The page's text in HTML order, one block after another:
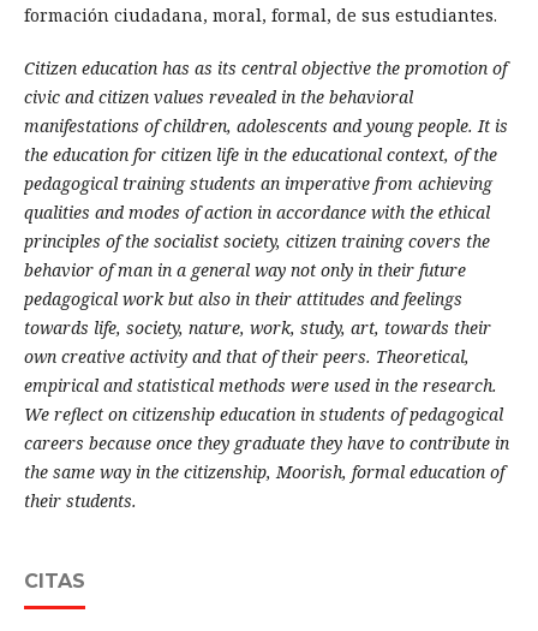
formación ciudadana, moral, formal, de sus estudiantes.
Citizen education has as its central objective the promotion of
civic and citizen values revealed in the behavioral
manifestations of children, adolescents and young people. It is
the education for citizen life in the educational context, of the
pedagogical training students an imperative from achieving
qualities and modes of action in accordance with the ethical
principles of the socialist society, citizen training covers the
behavior of man in a general way not only in their future
pedagogical work but also in their attitudes and feelings
towards life, society, nature, work, study, art, towards their
own creative activity and that of their peers. Theoretical,
empirical and statistical methods were used in the research.
We reflect on citizenship education in students of pedagogical
careers because once they graduate they have to contribute in
the same way in the citizenship, Moorish, formal education of
their students.
CITAS